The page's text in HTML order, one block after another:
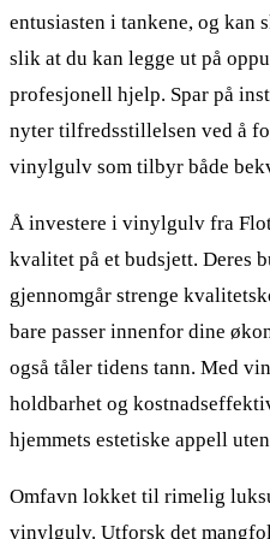
entusiasten i tankene, og kan
slik at du kan legge ut på
profesjonell hjelp. Spar på
nyter tilfredsstillelsen ved å
vinylgulv som tilbyr både
Å investere i vinylgulv fra
kvalitet på et budsjett. Deres
gjennomgår strenge
bare passer innenfor dine
også tåler tidens tann. Med
holdbarhet og
hjemmets estetiske appell
Omfavn lokket til rimelig
vinylgulv. Utforsk det